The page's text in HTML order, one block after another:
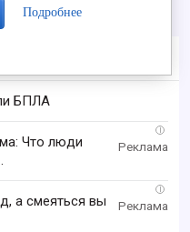
БПЛА
i
Что люди
i
а смеяться вы
Подробнее